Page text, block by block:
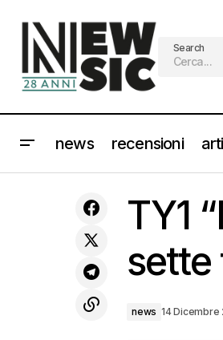
Search
news recensioni
Rock in Roma [Info e Biglietti]
TY1
sette
news 14 Dicembre